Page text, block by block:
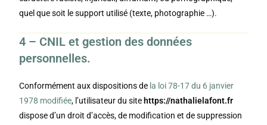
quel que soit le support utilisé (texte, photographie …).
4 – CNIL et gestion des données
personnelles.
Conformément aux dispositions de la loi 78-17 du 6 janvier
1978 modifiée, l’utilisateur du site https://nathalielafont.fr
dispose d’un droit d’accès, de modification et de suppression